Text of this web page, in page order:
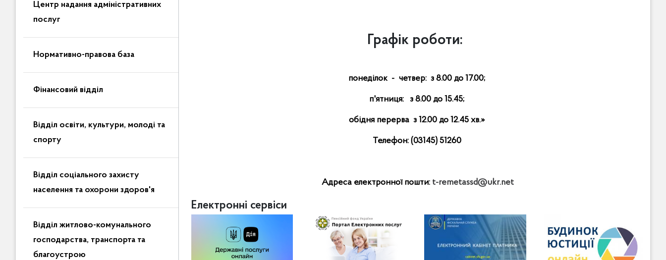
Центр надання адміністративних
послуг
Нормативно-правова база
Фінансовий відділ
Відділ освіти, культури, молоді та
спорту
Відділ соціального захисту
населення та охорони здоров'я
Відділ житлово-комунального
господарства, транспорта та
благоустрою
Графік роботи:
понеділок - четвер: з 8.00 до 17.00;
п'ятниця: з 8.00 до 15.45;
обідня перерва з 12.00 до 12.45 хв.»
Телефон: (03145) 51260
Адреса електронної пошти: t-remetassd@ukr.net
Електронні сервіси